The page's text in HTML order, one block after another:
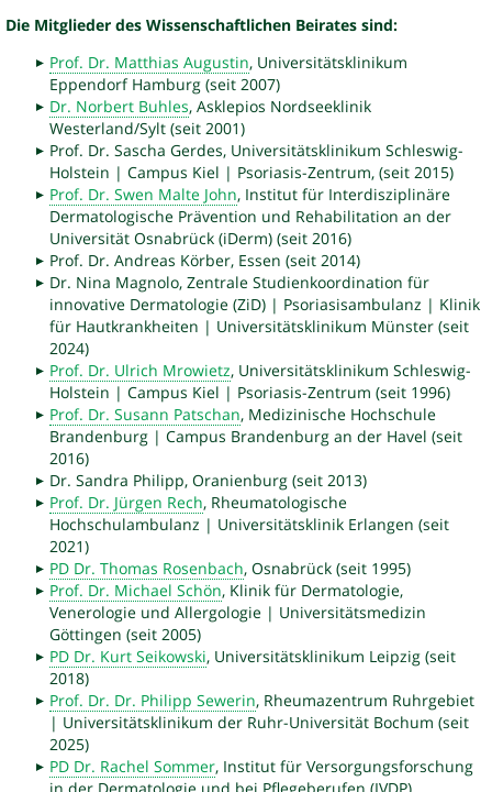
Die Mitglieder des Wissenschaftlichen Beirates sind:
Prof. Dr. Matthias Augustin, Universitätsklinikum
Eppendorf Hamburg (seit 2007)
Dr. Norbert Buhles, Asklepios Nordseeklinik
Westerland/Sylt (seit 2001)
Prof. Dr. Sascha Gerdes, Universitätsklinikum Schleswig-
Holstein | Campus Kiel | Psoriasis-Zentrum, (seit 2015)
Prof. Dr. Swen Malte John, Institut für Interdisziplinäre
Dermatologische Prävention und Rehabilitation an der
Universität Osnabrück (iDerm) (seit 2016)
Prof. Dr. Andreas Körber, Essen (seit 2014)
Dr. Nina Magnolo, Zentrale Studienkoordination für
innovative Dermatologie (ZiD) | Psoriasisambulanz | Klinik
für Hautkrankheiten | Universitätsklinikum Münster (seit
2024)
Prof. Dr. Ulrich Mrowietz, Universitätsklinikum Schleswig-
Holstein | Campus Kiel | Psoriasis-Zentrum (seit 1996)
Prof. Dr. Susann Patschan, Medizinische Hochschule
Brandenburg | Campus Brandenburg an der Havel (seit
2016)
Dr. Sandra Philipp, Oranienburg (seit 2013)
Prof. Dr. Jürgen Rech, Rheumatologische
Hochschulambulanz | Universitätsklinik Erlangen (seit
2021)
PD Dr. Thomas Rosenbach, Osnabrück (seit 1995)
Prof. Dr. Michael Schön, Klinik für Dermatologie,
Venerologie und Allergologie | Universitätsmedizin
Göttingen (seit 2005)
PD Dr. Kurt Seikowski, Universitätsklinikum Leipzig (seit
2018)
Prof. Dr. Dr. Philipp Sewerin, Rheumazentrum Ruhrgebiet
| Universitätsklinikum der Ruhr-Universität Bochum (seit
2025)
PD Dr. Rachel Sommer, Institut für Versorgungsforschung